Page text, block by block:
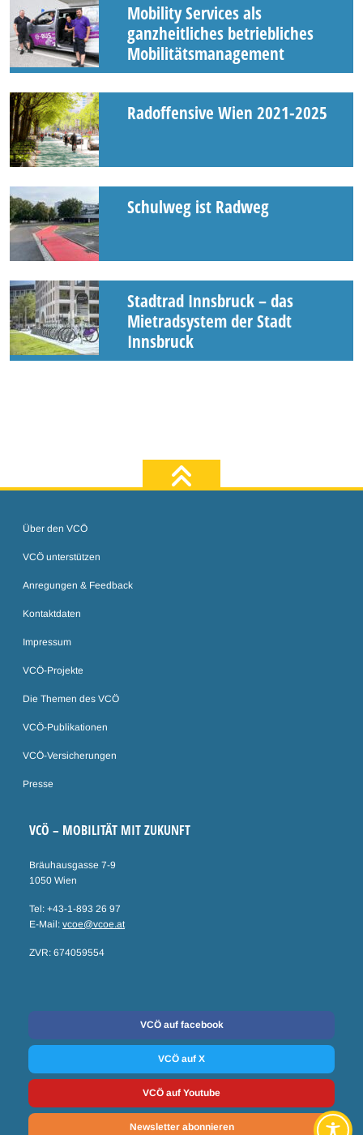
Mobility Services als
ganzheitliches betriebliches
Mobilitätsmanagement
Radoffensive Wien 2021-2025
Schulweg ist Radweg
Stadtrad Innsbruck – das
Mietradsystem der Stadt
Innsbruck
Über den VCÖ
VCÖ unterstützen
Anregungen & Feedback
Kontaktdaten
Impressum
VCÖ-Projekte
Die Themen des VCÖ
VCÖ-Publikationen
VCÖ-Versicherungen
Presse
VCÖ – MOBILITÄT MIT ZUKUNFT
Bräuhausgasse 7-9
1050 Wien
Tel: +43-1-893 26 97
E-Mail: vcoe@vcoe.at
ZVR: 674059554
VCÖ auf facebook
VCÖ auf X
VCÖ auf Youtube
Newsletter abonnieren